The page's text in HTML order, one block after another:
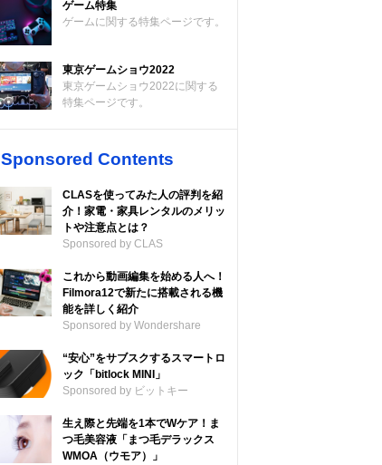
ゲーム特集
ゲームに関する特集ページです。
東京ゲームショウ2022
東京ゲームショウ2022に関する
特集ページです。
Sponsored Contents
CLASを使ってみた人の評判を紹
介！家電・家具レンタルのメリッ
トや注意点とは？
Sponsored by CLAS
これから動画編集を始める人へ！
Filmora12で新たに搭載される機
能を詳しく紹介
Sponsored by Wondershare
“安心”をサブスクするスマートロ
ック「bitlock MINI」
Sponsored by ビットキー
生え際と先端を1本でWケア！ま
つ毛美容液「まつ毛デラックス
WMOA（ウモア）」